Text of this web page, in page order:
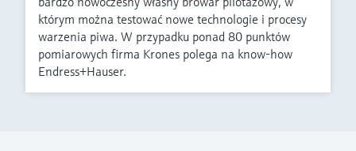
którym można testować nowe technologie i procesy
warzenia piwa. W przypadku ponad 80 punktów
pomiarowych firma Krones polega na know-how
Endress+Hauser.